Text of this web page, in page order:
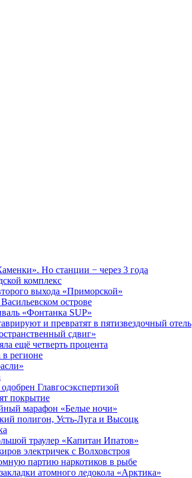
Но станции − через 3 года
комплекс
выхода «Приморской»
острове
«Фонтанка SUP»
и превратят в пятизвездочный отель
сдвиг»
ещё четверть процента
регионе
Главгосэкспертизой
покрытие
марафон «Белые ночи»
полигон, Усть-Луга и Высоцк
траулер «Капитан Ипатов»
электричек с Волховстроя
партию наркотиков в рыбе
атомного ледокола «Арктика»